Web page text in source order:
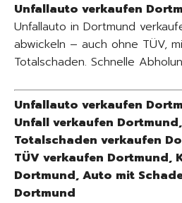
Unfallauto verkaufen
Unfallauto in Dortmund
abwickeln – auch ohne TÜV,
Totalschaden. Schnelle
Unfallauto verkaufen
Unfall verkaufen
Totalschaden verkaufen
TÜV verkaufen Dortmund,
Dortmund, Auto mit
Dortmund